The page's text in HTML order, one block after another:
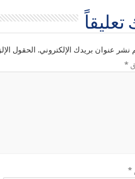
تعليقاً
نشر عنوان بريدك الإلكتروني. الحقول
*
*